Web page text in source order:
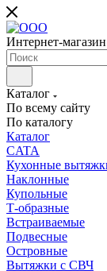
Интернет-магазин
Каталог
По всему сайту
По каталогу
Каталог
CATA
Кухонные
Наклонные
Купольные
Т-образные
Встраиваемые
Подвесные
Островные
Вытяжки с СВЧ